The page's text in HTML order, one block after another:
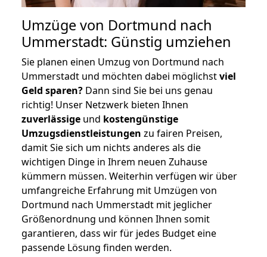
Umzüge von Dortmund nach
Ummerstadt: Günstig umziehen
Sie planen einen Umzug von Dortmund nach
Ummerstadt und möchten dabei möglichstviel
Geld sparen? Dann sind Sie bei uns genau
richtig! Unser Netzwerk bieten Ihnen
zuverlässige und kostengünstige
Umzugsdienstleistungen zu fairen Preisen,
damit Sie sich um nichts anderes als die
wichtigen Dinge in Ihrem neuen Zuhause
kümmern müssen. Weiterhin verfügen wir über
umfangreiche Erfahrung mit Umzügen von
Dortmund nach Ummerstadt mit jeglicher
Größenordnung und können Ihnen somit
garantieren, dass wir für jedes Budget eine
passende Lösung finden werden.